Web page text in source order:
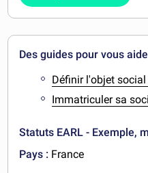
Des guides pour vous
Définir l'objet
Immatriculer sa
Statuts EARL - Exemple,
Pays : France